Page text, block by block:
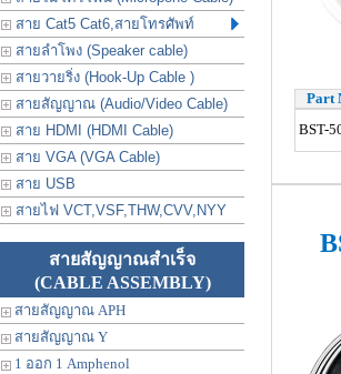
สาย Cat5 Cat6,สายโทรศัพท์
สายลำโพง (Speaker cable)
สายวายริ่ง (Hook-Up Cable )
สายสัญญาณ (Audio/Video Cable)
สาย HDMI (HDMI Cable)
สาย VGA (VGA Cable)
สาย USB
สายไฟ VCT,VSF,THW,CVV,NYY
สายสัญญาณสำเร็จ
(CABLE ASSEMBLY)
สายสัญญาณ APH
สายสัญญาณ Y
1 ออก 1 Amphenol
Part
BST-